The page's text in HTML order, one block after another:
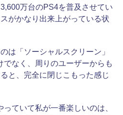
万台のPS4を普及させてい
がかなり出来上がっている状
は「ソーシャルスクリーン」
なく、周りのユーザーからも
と、完全に閉じこもった感じ
ていて私が一番楽しいのは、